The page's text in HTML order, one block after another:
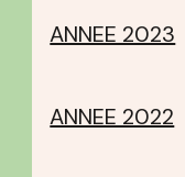
ANNEE 2023
ANNEE 2022